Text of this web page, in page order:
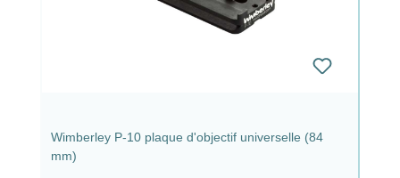
Wimberley P-10 plaque d'objectif universelle (84
mm)